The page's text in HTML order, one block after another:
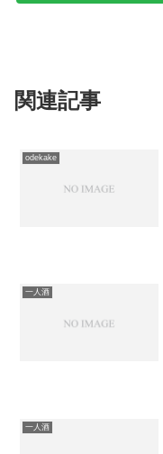
関連記事
odekake
一人酒
一人酒